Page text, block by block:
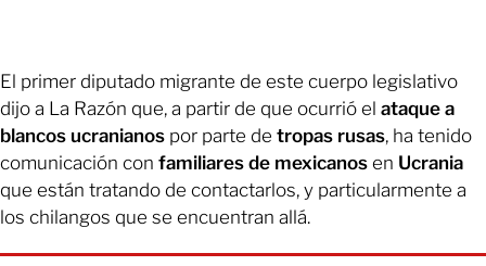
El primer diputado migrante de este cuerpo legislativo
dijo a La Razón que, a partir de que ocurrió el ataque a
blancos ucranianos por parte de tropas rusas, ha tenido
comunicación con familiares de mexicanos en Ucrania
que están tratando de contactarlos, y particularmente a
los chilangos que se encuentran allá.